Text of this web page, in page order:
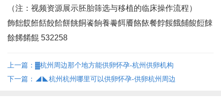
（注：视频资源展示胚胎筛选与移植的临床操作流程）
飾飿餀餁餂餃餄餅餆餇餈餉養餋餌餍餎餏餐餑餒餓餔餕餖餗
餘餙餚餛 532258
上一篇：▓杭州周边那个地方能供卵怀孕-杭州供卵机构
下一篇：◢◣杭州杭州哪里可以供卵怀孕-供卵杭州周边